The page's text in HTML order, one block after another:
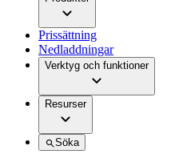
Prissättning
Nedladdningar
Verktyg och funktioner
Resurser
Söka